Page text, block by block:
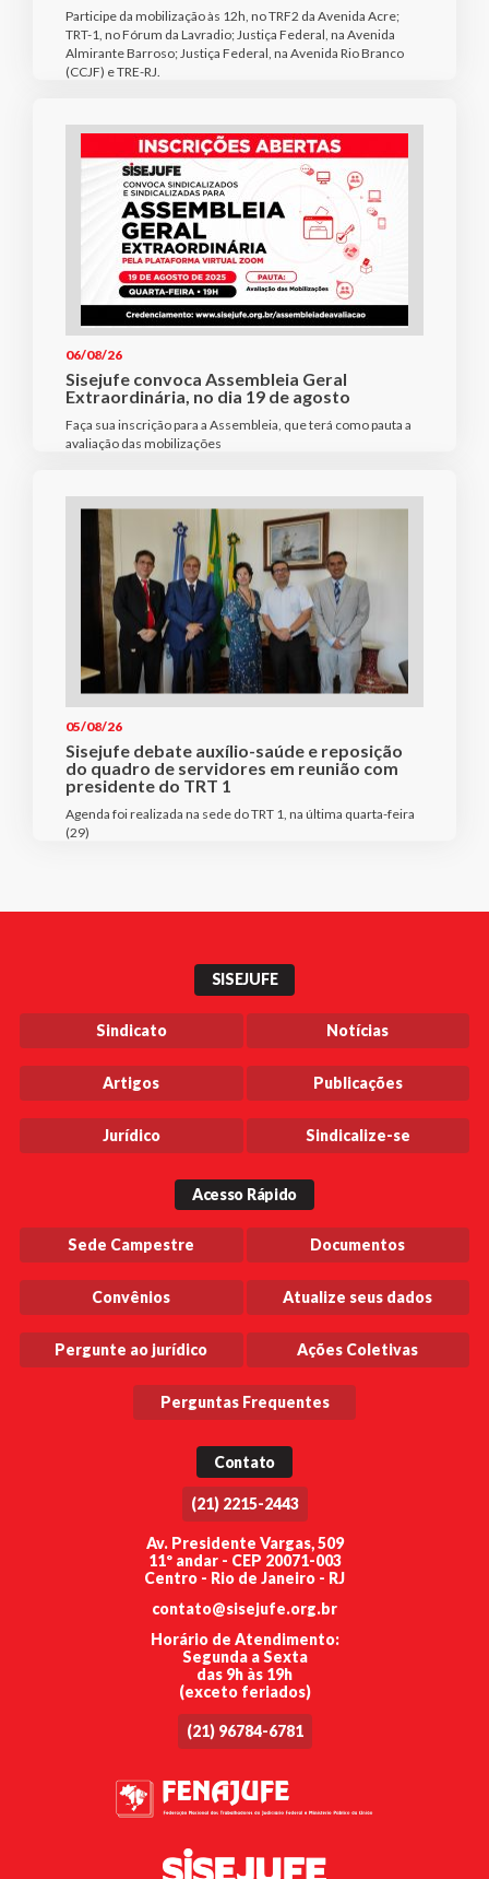
Participe da mobilização às 12h, no TRF2 da Avenida Acre;
TRT-1, no Fórum da Lavradio; Justiça Federal, na Avenida
Almirante Barroso; Justiça Federal, na Avenida Rio Branco
(CCJF) e TRE-RJ.
06/08/26
Sisejufe convoca Assembleia Geral
Extraordinária, no dia 19 de agosto
Faça sua inscrição para a Assembleia, que terá como pauta a
avaliação das mobilizações
05/08/26
Sisejufe debate auxílio-saúde e reposição
do quadro de servidores em reunião com
presidente do TRT 1
Agenda foi realizada na sede do TRT 1, na última quarta-feira
(29)
SISEJUFE
Sindicato Notícias
Artigos Publicações
Jurídico Sindicalize-se
Acesso Rápido
Sede Campestre Documentos
Convênios Atualize seus dados
Pergunte ao jurídico Ações Coletivas
Perguntas Frequentes
Contato
(21) 2215-2443
Av. Presidente Vargas, 509
11º andar - CEP 20071-003
Centro - Rio de Janeiro - RJ
contato@sisejufe.org.br
Horário de Atendimento:
Segunda a Sexta
das 9h às 19h
(exceto feriados)
(21) 96784-6781